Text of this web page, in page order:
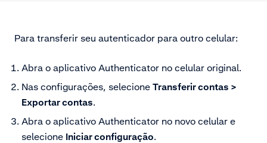
Para transferir seu autenticador para outro celular:
Abra o aplicativo Authenticator no celular original.
Nas configurações, selecione Transferir contas >
Exportar contas.
Abra o aplicativo Authenticator no novo celular e
selecione Iniciar configuração.